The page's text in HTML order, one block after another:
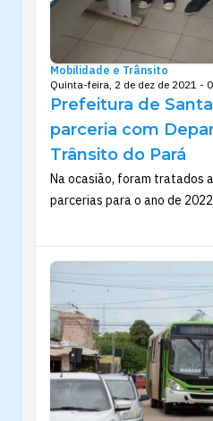
Mobilidade e Trânsito
Quinta-feira, 2 de dez de 2021 -
Prefeitura de
parceria com
Trânsito do Pará
Na ocasião, foram tratados
parcerias para o ano de 2022